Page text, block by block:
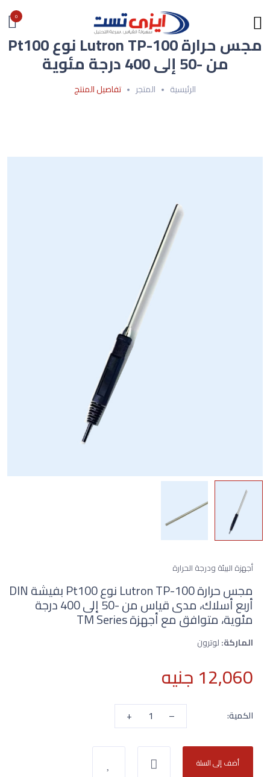
0
مجس حرارة Lutron TP-100 نوع Pt100
من -50 إلى 400 درجة مئوية
الرئيسية المتجر تفاصيل المنتج
أجهزة البيئة ودرجة الحرارة
مجس حرارة Lutron TP-100 نوع Pt100 بفيشة DIN
أربع أسلاك، مدى قياس من -50 إلى 400 درجة
مئوية، متوافق مع أجهزة TM Series
الماركة:لوترون
12,060 جنيه
الكمية: –
+
أضف إلى السلة